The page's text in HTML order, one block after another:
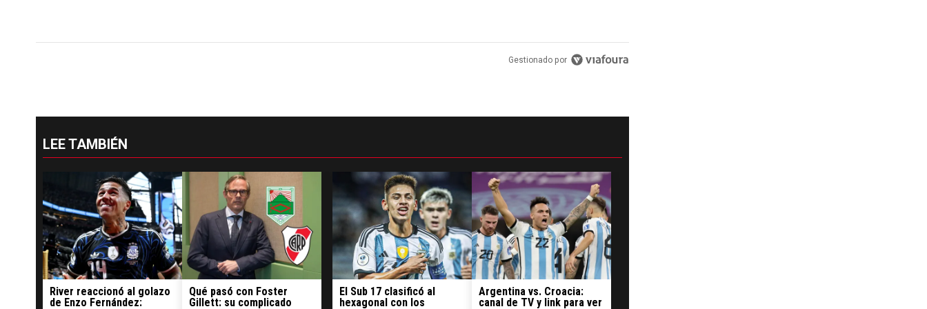
Gestionado por
LEE TAMBIÉN
River reaccionó al golazo
de Enzo Fernández:
Qué pasó con Foster
Gillett: su complicado
El Sub 17 clasificó al
hexagonal con los
Argentina vs. Croacia:
canal de TV y link para ver